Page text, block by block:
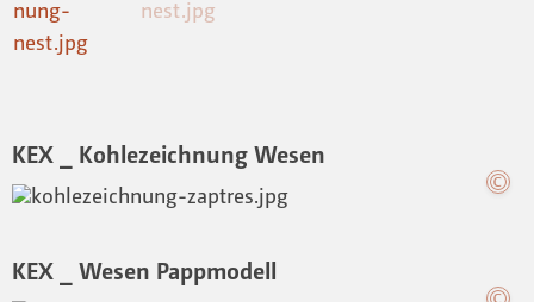
KEX _ Kohlezeichnung Wesen
KEX _ Wesen Pappmodell